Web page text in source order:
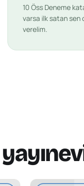
10 Öss Deneme
varsa ilk satan sen
verelim.